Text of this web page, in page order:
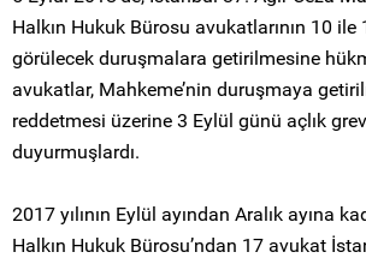
Halkın Hukuk Bürosu avukatlarının 10 ile
görülecek duruşmalara getirilmesine
avukatlar, Mahkeme’nin duruşmaya
reddetmesi üzerine 3 Eylül günü açlık
duyurmuşlardı.
2017 yılının Eylül ayından Aralık ayına
Halkın Hukuk Bürosu’ndan 17 avukat